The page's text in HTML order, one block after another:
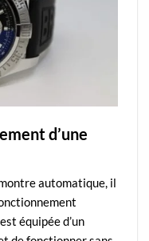
d’une
automatique, il
équipée d’un